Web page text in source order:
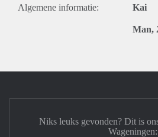
Algemene informatie: Kai
Man,
Niks leuks gevonden? Dit is
Wageningen: